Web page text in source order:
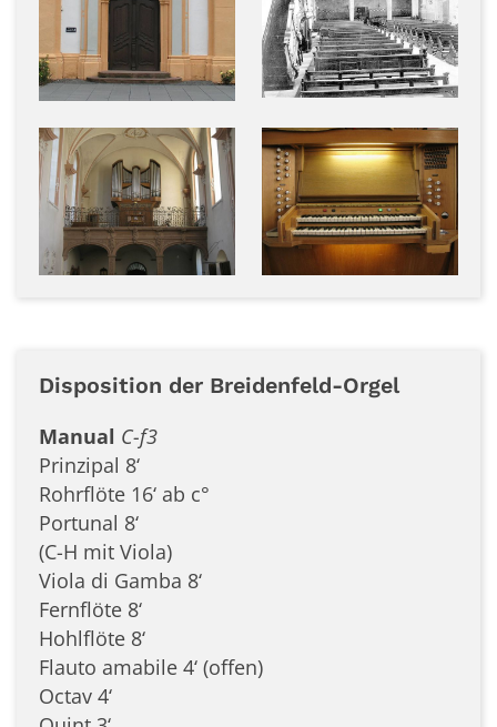
Disposition der Breidenfeld-Orgel
Manual C-f3
Prinzipal 8‘
Rohrflöte 16‘ ab c°
Portunal 8‘
(C-H mit Viola)
Viola di Gamba 8‘
Fernflöte 8‘
Hohlflöte 8‘
Flauto amabile 4‘ (offen)
Octav 4‘